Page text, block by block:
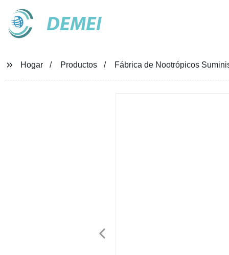
DEMEI
Hogar Productos Fábrica de Nootrópicos